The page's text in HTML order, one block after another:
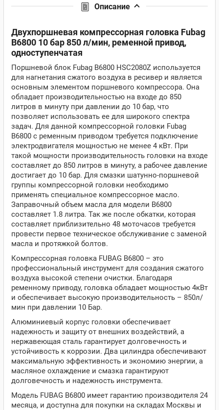
Описание
Двухпоршневая компрессорная головка Fubag
B6800 10 бар 850 л/мин, ременной привод,
одноступенчатая
Поршневой блок Fubag B6800 HSC2080Z используется
для нагнетания сжатого воздуха в ресивер и является
основным элементом поршневого компрессора. Она
обладает производительностью на входе до 850
литров в минуту при давлении до 10 бар, что
позволяет использовать ее для широкого спектра
задач. Для данной компрессорной головки Fubag
B6800 с ременным приводом требуется подключение
электродвигателя мощностью не менее 4 кВт. При
такой мощности производительность головки на входе
составляет до 850 литров в минуту, а рабочее давление
достигает до 10 бар. Для смазки шатунно-поршневой
группы компрессорной головки необходимо
применять специальное компрессорное масло.
Заправочный объем масла для модели B6800
составляет 1.8 литра. Так же после обкатки, которая
составляет приблизительно 48 моточасов требуется
провести первое техническое обслуживание с заменой
масла и протяжкой болтов.
Компрессорная головка FUBAG B6800 – это
профессиональный инструмент для создания сжатого
воздуха высокой степени очистки. Благодаря
ременному приводу, головка обладает мощностью 4кВт
и обеспечивает высокую производительность – 850л/
мин при давлении 10 Бар.
Алюминиевый корпус головки обеспечивает
надежность и защиту от внешних воздействий, а
нержавеющая сталь гарантирует долговечность и
устойчивость к коррозии. Два цилиндра обеспечивают
максимальную эффективность и экономию энергии, а
масляное охлаждение и смазка гарантируют
долговечность и надежность инструмента.
Модель FUBAG B6800 имеет гарантию производителя 24
месяца, и доступна для покупки на складах Москвы и